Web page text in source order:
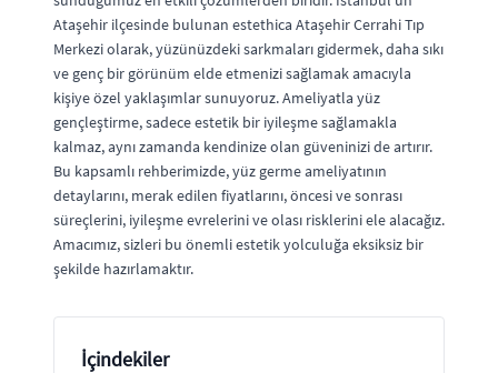
Ataşehir ilçesinde bulunan estethica Ataşehir Cerrahi Tıp
Merkezi olarak, yüzünüzdeki sarkmaları gidermek, daha sıkı
ve genç bir görünüm elde etmenizi sağlamak amacıyla
kişiye özel yaklaşımlar sunuyoruz. Ameliyatla yüz
gençleştirme, sadece estetik bir iyileşme sağlamakla
kalmaz, aynı zamanda kendinize olan güveninizi de artırır.
Bu kapsamlı rehberimizde, yüz germe ameliyatının
detaylarını, merak edilen fiyatlarını, öncesi ve sonrası
süreçlerini, iyileşme evrelerini ve olası risklerini ele alacağız.
Amacımız, sizleri bu önemli estetik yolculuğa eksiksiz bir
şekilde hazırlamaktır.
İçindekiler